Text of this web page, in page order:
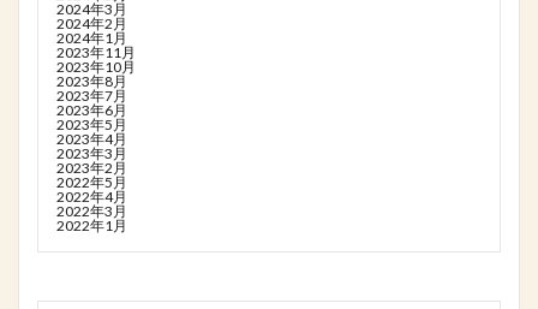
2024年3月
2024年2月
2024年1月
2023年11月
2023年10月
2023年8月
2023年7月
2023年6月
2023年5月
2023年4月
2023年3月
2023年2月
2022年5月
2022年4月
2022年3月
2022年1月